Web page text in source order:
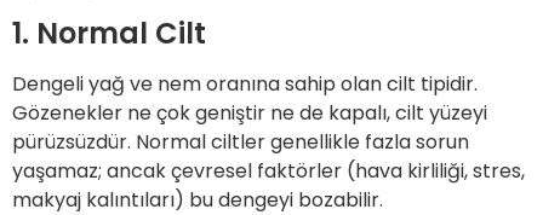
1. Normal Cilt
Dengeli yağ ve nem oranına sahip olan cilt tipidir.
Gözenekler ne çok geniştir ne de kapalı, cilt yüzeyi
pürüzsüzdür. Normal ciltler genellikle fazla sorun
yaşamaz; ancak çevresel faktörler (hava kirliliği, stres,
makyaj kalıntıları) bu dengeyi bozabilir.